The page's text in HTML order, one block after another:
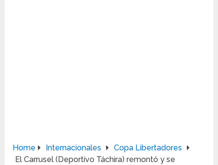
Home Internacionales
Copa Libertadores
El Carrusel (Deportivo Táchira) remontó y se